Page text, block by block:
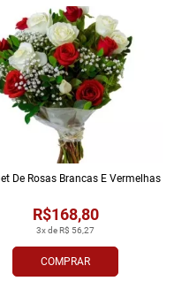
COMPRAR
3x de R$ 56,27
R$168,80
De Rosas Brancas E Vermelhas